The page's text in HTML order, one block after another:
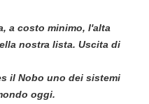
a costo minimo, l'alta
nostra lista. Uscita di
il Nobo uno dei sistemi
oggi.